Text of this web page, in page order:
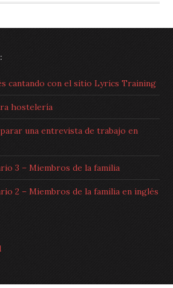
cantando con el sitio Lyrics Training
hostelería
una entrevista de trabajo en
3 – Miembros de la familia
2 – Miembros de la familia en inglés